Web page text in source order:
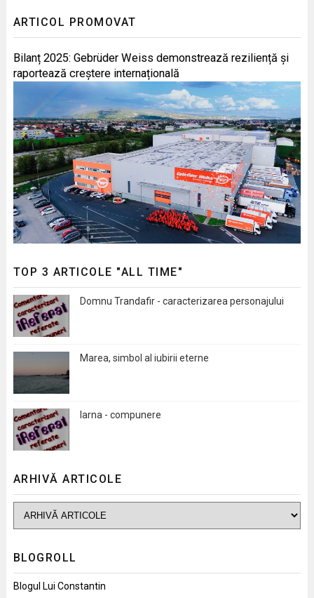
ARTICOL PROMOVAT
Bilanț 2025: Gebrüder Weiss demonstrează reziliență și
raportează creștere internațională
TOP 3 ARTICOLE "ALL TIME"
Domnu Trandafir - caracterizarea personajului
Marea, simbol al iubirii eterne
Iarna - compunere
ARHIVĂ ARTICOLE
BLOGROLL
Blogul Lui Constantin